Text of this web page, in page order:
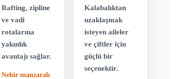
Rafting, zipline
ve vadi
rotalarına
yakınlık
avantajı sağlar.
Nehir manzaralı
Kalabalıktan
uzaklaşmak
isteyen aileler
ve çiftler için
güçlü bir
seçenektir.